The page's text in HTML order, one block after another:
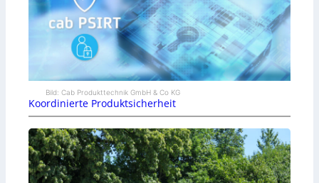
Bild: Cab Produkttechnik GmbH & Co KG
Koordinierte Produktsicherheit